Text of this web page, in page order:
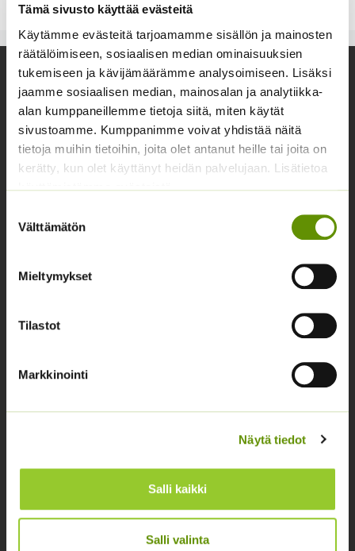
Tämä sivusto käyttää evästeitä
Käytämme evästeitä tarjoamamme sisällön ja mainosten
räätälöimiseen, sosiaalisen median ominaisuuksien
tukemiseen ja kävijämäärämme analysoimiseen. Lisäksi
jaamme sosiaalisen median, mainosalan ja analytiikka-
alan kumppaneillemme tietoja siitä, miten käytät
sivustoamme. Kumppanimme voivat yhdistää näitä
tietoja muihin tietoihin, joita olet antanut heille tai joita on
kerätty, kun olet käyttänyt heidän palvelujaan. Lisätietoa
käyttämistämme evästeistä
valinta
Välttämätön
Mieltymykset
Tilastot
Markkinointi
Näytä tiedot
Salli kaikki
Salli valinta
-
19,90 €
Yhteystiedot
Asiakaspalvelu avoinna arkisin klo 10-17
02 631 9700
info@siemenvesa.fi
Noutopiste avoinna sopimuksen mukaan ja arkisin 10-
Facebook
Instagram
Osastottomat tuotteet
Maanparannusaineet
Muut siemenet